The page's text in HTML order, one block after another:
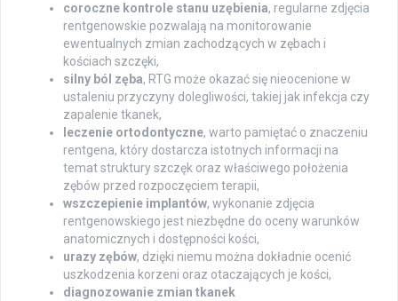
coroczne kontrole stanu uzębienia, regularne zdjęcia
rentgenowskie pozwalają na monitorowanie
ewentualnych zmian zachodzących w zębach i
kościach szczęki,
silny ból zęba, RTG może okazać się nieocenione w
ustaleniu przyczyny dolegliwości, takiej jak infekcja czy
zapalenie tkanek,
leczenie ortodontyczne, warto pamiętać o znaczeniu
rentgena, który dostarcza istotnych informacji na
temat struktury szczęk oraz właściwego położenia
zębów przed rozpoczęciem terapii,
wszczepienie implantów, wykonanie zdjęcia
rentgenowskiego jest niezbędne do oceny warunków
anatomicznych i dostępności kości,
urazy zębów, dzięki niemu można dokładnie ocenić
uszkodzenia korzeni oraz otaczających je kości,
diagnozowanie zmian tkanek